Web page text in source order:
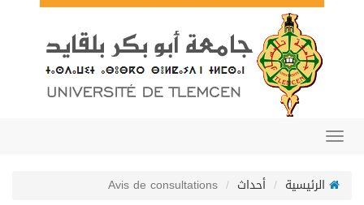
Toggle
الرئيسية
أحداث Avis de consultations